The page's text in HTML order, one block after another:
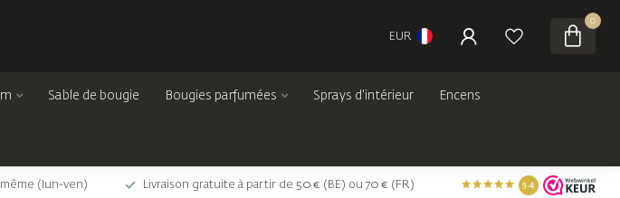
EUR
0
Sable de bougie Bougies parfumées Sprays d'intérieur Encens
(lun-ven) Livraison gratuite à partir de 50 € (BE) ou 70 € (FR) 9.4